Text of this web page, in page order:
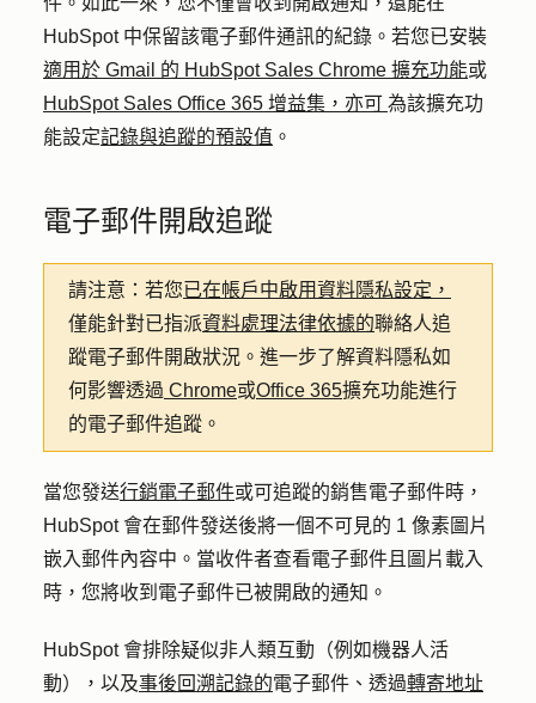
HubSpot 中保留該電子郵件通訊的紀錄。若您已安裝
適用於 Gmail 的 HubSpot Sales Chrome 擴充功能或
HubSpot Sales Office 365 增益集，亦可 為該擴充功
能設定記錄與追蹤的預設值 。
電子郵件開啟追蹤
請注意： 若您已在帳戶中啟用資料隱私設定，
僅能針對已指派資料處理法律依據的聯絡人追
蹤電子郵件開啟狀況。進一步了解資料隱私如
何影響透過 Chrome或Office 365擴充功能進行
的電子郵件追蹤。
當您發送行銷電子郵件或可追蹤的銷售電子郵件時，
HubSpot 會在郵件發送後將一個不可見的 1 像素圖片
嵌入郵件內容中。當收件者查看電子郵件且圖片載入
時，您將收到電子郵件已被開啟的通知。
HubSpot 會排除疑似非人類互動（例如機器人活
動），以及事後回溯記錄的電子郵件、透過轉寄地址